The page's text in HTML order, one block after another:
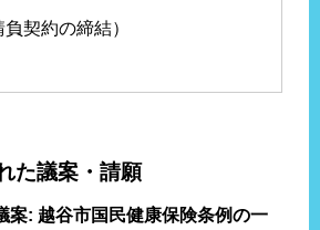
負契約の締結）
た議案・請願
案: 越谷市国民健康保険条例の一